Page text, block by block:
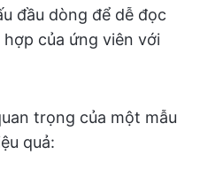
đầu dòng để dễ đọc
của ứng viên với
trọng của một mẫu
quả: